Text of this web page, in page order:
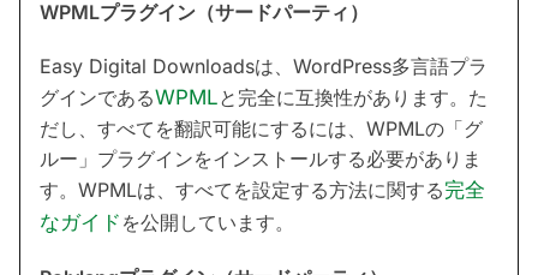
WPMLプラグイン（サードパーティ）
Easy Digital Downloadsは、WordPress多言語プラ
グインであるWPMLと完全に互換性があります。た
だし、すべてを翻訳可能にするには、WPMLの「グ
ルー」プラグインをインストールする必要がありま
す。WPMLは、すべてを設定する方法に関する完全
なガイド を公開しています。